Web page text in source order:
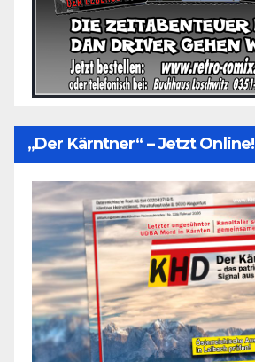
„Der Kärntner“ – Jetzt Online!